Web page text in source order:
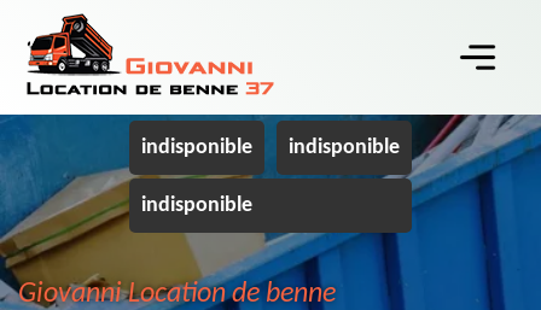
indisponible indisponible
indisponible
Giovanni Location de benne